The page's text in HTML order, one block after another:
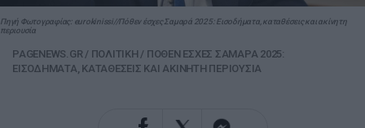
Πηγή Φωτογραφίας: eurokinissi//Πόθεν έσχες Σαμαρά 2025: Εισοδήματα, καταθέσεις και ακίνητη
περιουσία
PAGENEWS.GR / ΠΟΛΙΤΙΚΗ / ΠΟΘΕΝ ΕΣΧΕΣ ΣΑΜΑΡΑ 2025:
ΕΙΣΟΔΗΜΑΤΑ, ΚΑΤΑΘΕΣΕΙΣ ΚΑΙ ΑΚΙΝΗΤΗ ΠΕΡΙΟΥΣΙΑ